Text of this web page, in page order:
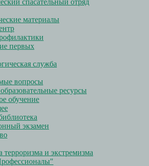
спасательный отряд
материалы
первых
служба
вопросы
ресурсы
обучение
экзамен
и экстремизма